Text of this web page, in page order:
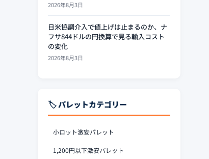
2026年8月3日
日米協調介入で値上げは止まるのか、ナ
フサ844ドルの円換算で見る輸入コスト
の変化
2026年8月3日
🏷️ パレットカテゴリー
小ロット激安パレット
1,200円以下激安パレット